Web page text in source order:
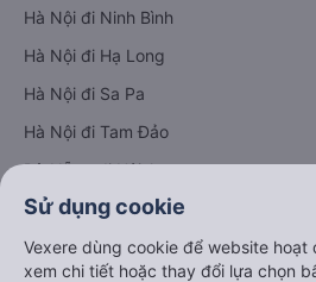
Hà Nội đi Ninh Bình
Hà Nội đi Hạ Long
Hà Nội đi Sa Pa
Hà Nội đi Tam Đảo
Đà Nẵng đi Hội An
Đà Nẵng đi Huế
Hải Phòng đi Hà Nội
Xem tất cả tuyến
Sử dụng cookie
Vexere dùng cookie để website hoạt
xem chi tiết hoặc thay đổi lựa chọn